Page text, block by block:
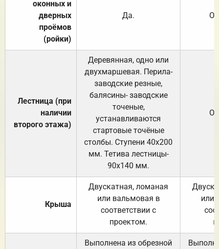
оконных и
дверных
проёмов
(ройки)
Да.
Лестница (при
наличии
второго этажа)
Деревянная, одно или
двухмаршевая. Перила-
заводские резные,
балясины- заводские
точеные,
устанавливаются
стартовые точёные
столбы. Ступени 40х200
мм. Тетива лестницы-
90х140 мм.
Крыша
Двускатная, ломаная
или вальмовая в
соответствии с
проектом.
или
Выполнена из обрезной